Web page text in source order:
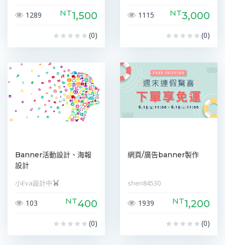
1289 NT1,500
(0)
1115 NT3,000
(0)
Banner活動設計、海報
設計
小Eva設計中
103 NT400
(0)
網頁/廣告banner製作
shen84530
1939 NT1,200
(0)